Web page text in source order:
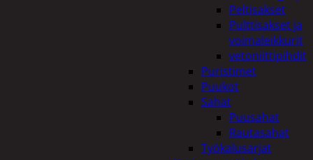
Peltisakset
Pulttisakset ja
voimaleikkurit
vetoniittipihdit
Puristimet
Puukot
Sahat
Puusahat
Rautasahat
Työkalusarjat